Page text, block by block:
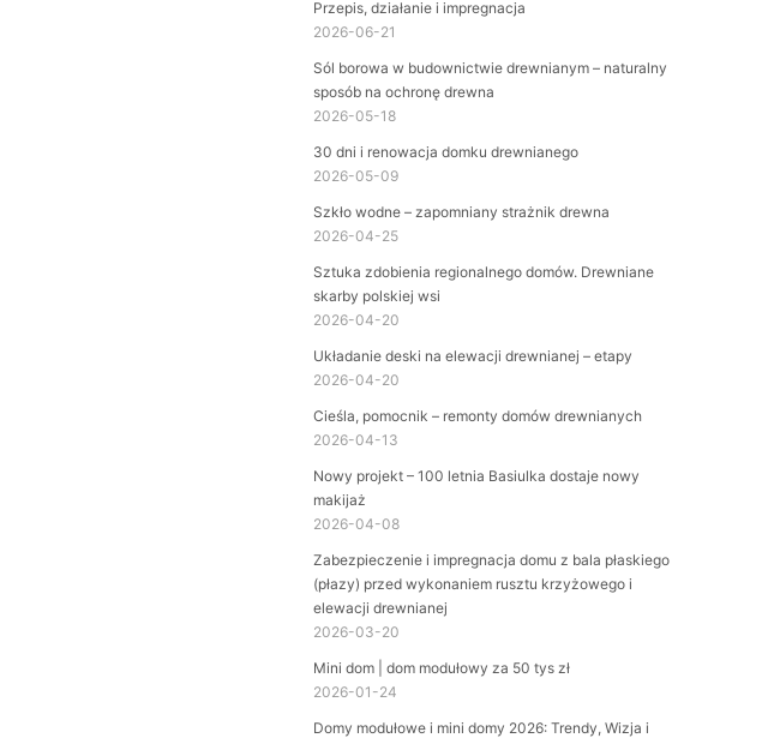
Przepis, działanie i impregnacja
2026-06-21
Sól borowa w budownictwie drewnianym – naturalny
sposób na ochronę drewna
2026-05-18
30 dni i renowacja domku drewnianego
2026-05-09
Szkło wodne – zapomniany strażnik drewna
2026-04-25
Sztuka zdobienia regionalnego domów. Drewniane
skarby polskiej wsi
2026-04-20
Układanie deski na elewacji drewnianej – etapy
2026-04-20
Cieśla, pomocnik – remonty domów drewnianych
2026-04-13
Nowy projekt – 100 letnia Basiulka dostaje nowy
makijaż
2026-04-08
Zabezpieczenie i impregnacja domu z bala płaskiego
(płazy) przed wykonaniem rusztu krzyżowego i
elewacji drewnianej
2026-03-20
Mini dom | dom modułowy za 50 tys zł
2026-01-24
Domy modułowe i mini domy 2026: Trendy, Wizja i